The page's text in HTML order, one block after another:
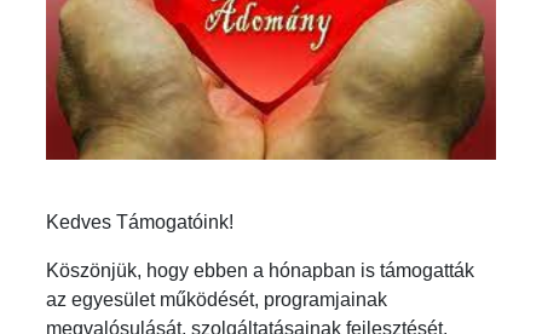
Kedves Támogatóink!
Köszönjük, hogy ebben a hónapban is támogatták
az egyesület működését, programjainak
megvalósulását, szolgáltatásainak fejlesztését.